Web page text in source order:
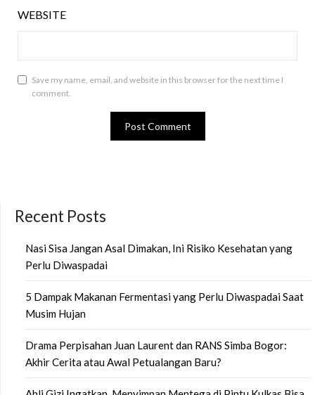
WEBSITE
Save my name, email, and website in this browser for the next time I
comment.
Recent Posts
Nasi Sisa Jangan Asal Dimakan, Ini Risiko Kesehatan yang
Perlu Diwaspadai
5 Dampak Makanan Fermentasi yang Perlu Diwaspadai Saat
Musim Hujan
Drama Perpisahan Juan Laurent dan RANS Simba Bogor:
Akhir Cerita atau Awal Petualangan Baru?